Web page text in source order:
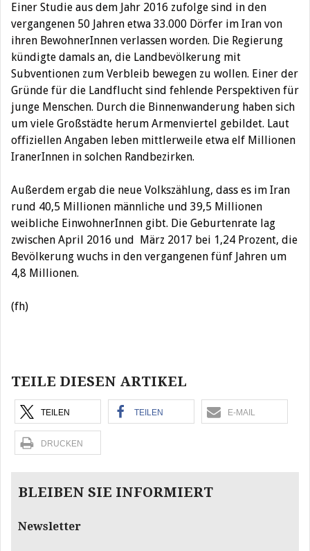
Einer Studie aus dem Jahr 2016 zufolge sind in den
vergangenen 50 Jahren etwa 33.000 Dörfer im Iran von
ihren BewohnerInnen verlassen worden. Die Regierung
kündigte damals an, die Landbevölkerung mit
Subventionen zum Verbleib bewegen zu wollen. Einer der
Gründe für die Landflucht sind fehlende Perspektiven für
junge Menschen. Durch die Binnenwanderung haben sich
um viele Großstädte herum Armenviertel gebildet. Laut
offiziellen Angaben leben mittlerweile etwa elf Millionen
IranerInnen in solchen Randbezirken.
Außerdem ergab die neue Volkszählung, dass es im Iran
rund 40,5 Millionen männliche und 39,5 Millionen
weibliche EinwohnerInnen gibt. Die Geburtenrate lag
zwischen April 2016 und März 2017 bei 1,24 Prozent, die
Bevölkerung wuchs in den vergangenen fünf Jahren um
4,8 Millionen.
(fh)
TEILE DIESEN ARTIKEL
TEILEN TEILEN E-MAIL
DRUCKEN
BLEIBEN SIE INFORMIERT
Newsletter